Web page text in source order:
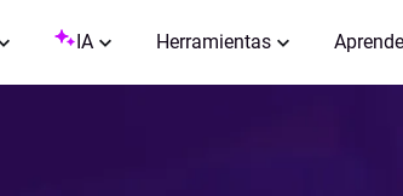
IA Herramientas